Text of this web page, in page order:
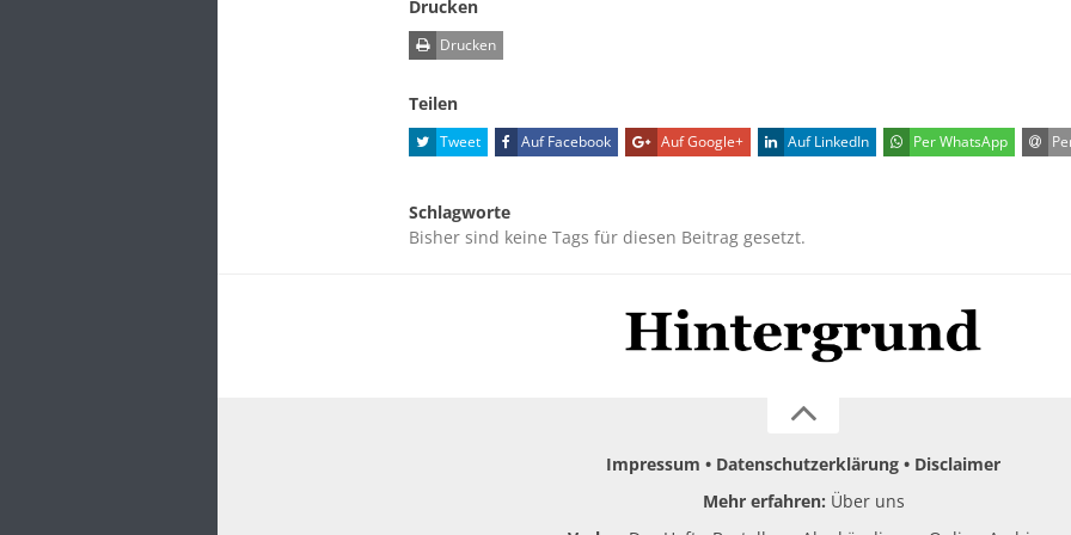
Drucken
Drucken
Teilen
Tweet Auf Facebook Auf Google+ Auf LinkedIn Per WhatsApp
Schlagworte
Bisher sind keine Tags für diesen Beitrag gesetzt.
Impressum Datenschutzerklärung
Disclaimer
Mehr erfahren: Über uns